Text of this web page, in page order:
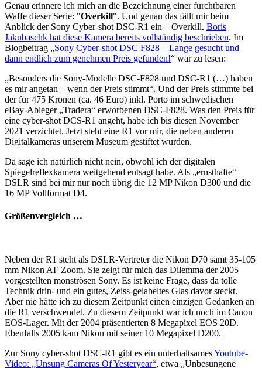
Genau erinnere ich mich an die Bezeichnung einer furchtbaren
Waffe dieser Serie: "Overkill". Und genau das fällt mir beim
Anblick der Sony Cyber-shot DSC-R1 ein – Overkill. Boris
Jakubaschk hat diese Kamera bereits vollständig beschrieben. Im
Blogbeitrag „Sony Cyber-shot DSC F828 – Lange gesucht und
dann endlich zum genehmen Preis gefunden!“ war zu lesen:
„Besonders die Sony-Modelle DSC-F828 und DSC-R1 (…) haben
es mir angetan – wenn der Preis stimmt“. Und der Preis stimmte bei
der für 475 Kronen (ca. 46 Euro) inkl. Porto im schwedischen
eBay-Ableger „Tradera“ erworbenen DSC-F828. Was den Preis für
eine cyber-shot DCS-R1 angeht, habe ich bis diesen November
2021 verzichtet. Jetzt steht eine R1 vor mir, die neben anderen
Digitalkameras unserem Museum gestiftet wurden.
Da sage ich natürlich nicht nein, obwohl ich der digitalen
Spiegelreflexkamera weitgehend entsagt habe. Als „ernsthafte“
DSLR sind bei mir nur noch übrig die 12 MP Nikon D300 und die
16 MP Vollformat D4.
Größenvergleich …
Neben der R1 steht als DSLR-Vertreter die Nikon D70 samt 35-105
mm Nikon AF Zoom. Sie zeigt für mich das Dilemma der 2005
vorgestellten monströsen Sony. Es ist keine Frage, dass da tolle
Technik drin- und ein gutes, Zeiss-gelabeltes Glas davor steckt.
Aber nie hätte ich zu diesem Zeitpunkt einen einzigen Gedanken an
die R1 verschwendet. Zu diesem Zeitpunkt war ich noch im Canon
EOS-Lager. Mit der 2004 präsentierten 8 Megapixel EOS 20D.
Ebenfalls 2005 kam Nikon mit seiner 10 Megapixel D200.
Zur Sony cyber-shot DSC-R1 gibt es ein unterhaltsamesYoutube-
Video: „Unsung Cameras Of Yesteryear“, etwa „Unbesungene